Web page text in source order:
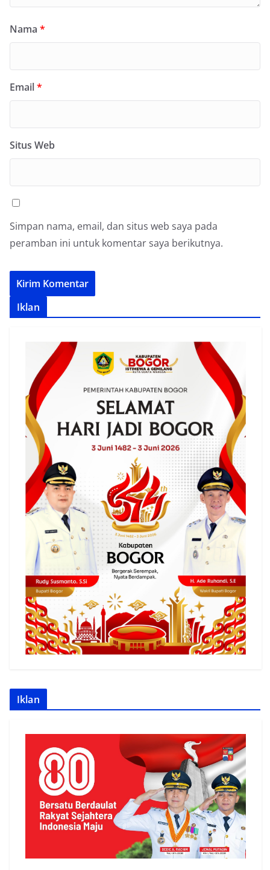
Nama *
Email*
Situs Web
Simpan nama, email, dan situs web saya pada
peramban ini untuk komentar saya berikutnya.
Iklan
Iklan